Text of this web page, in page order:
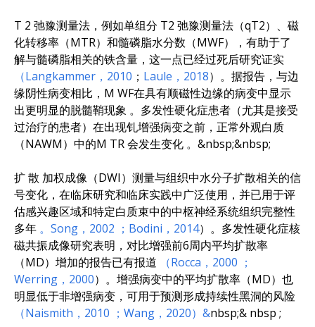
T 2 弛豫测量法，例如单组分 T2 弛豫测量法（qT2）、磁
化转移率（MTR）和髓磷脂水分数（MWF），有助于了
解与髓磷脂相关的铁含量，这一点已经过死后研究证实
（Langkammer，2010 ； Laule，2018）​ 。 据报告，与边
缘阴性病变相比，M WF在具有顺磁性边缘的病变中显示
出更明显的脱髓鞘现象 。 多发性硬化症患者（尤其是接受
过治疗的患者）在出现钆增强病变之前，正常外观白质
（NAWM）中的M TR会发生变化 。&nbsp;&nbsp;
扩散 加权成像（DWI）测量与组织中水分子扩散相关的信
号变化，在临床研究和临床实践中广泛使用，并已用于评
估感兴趣区域和特定白质束中的中枢神经系统组织完整性
多年 。Song，2002 ；Bodini，2014）​ 。 多发性硬化症核
磁共振成像研究表明，对比增强前6周内平均扩散率
（MD）增加的报告已有报道
（Rocca，2000 ；
Werring，2000）​ 。 增强病变中的平均扩散率（MD）也
明显低于非增强病变，可用于预测形成持续性黑洞的风险
（Naismith，2010 ；Wang，2020）&nbsp;& nbsp ;